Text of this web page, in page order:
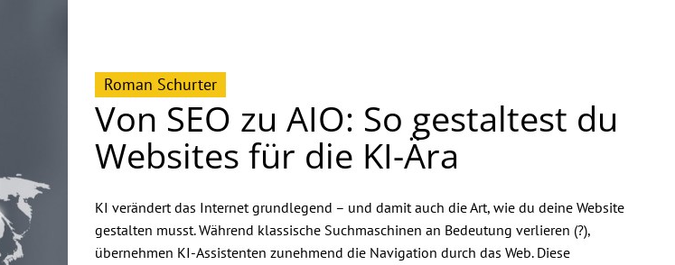
Roman Schurter
Von SEO zu AIO: So gestaltest du
Websites für die KI-Ära
KI verändert das Internet grundlegend – und damit auch die Art, wie du deine Website
gestalten musst. Während klassische Suchmaschinen an Bedeutung verlieren (?),
übernehmen KI-Assistenten zunehmend die Navigation durch das Web. Diese